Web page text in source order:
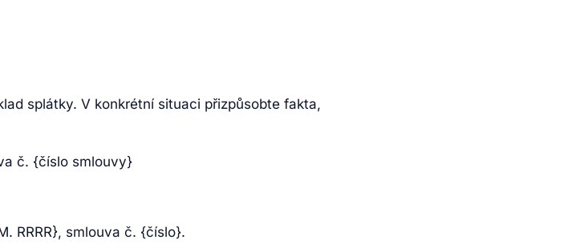
splátky. V konkrétní situaci přizpůsobte fakta,
č. {číslo smlouvy}
RRRR}, smlouva č. {číslo}.